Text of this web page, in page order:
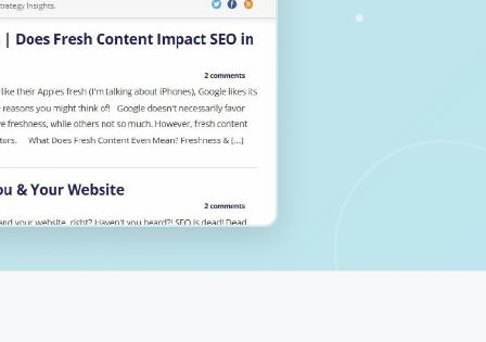
SEO, auditorias,
web y estrategia de
Ver nuestros servicios
blog y
el SEO.